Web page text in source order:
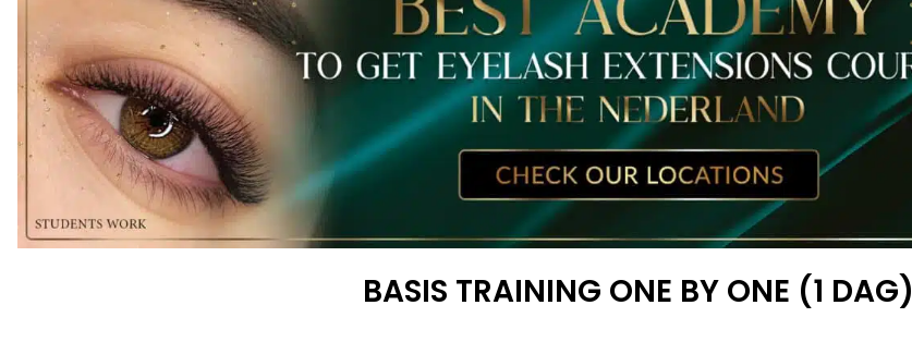
BASIS TRAINING ONE BY ONE (1 DAG)